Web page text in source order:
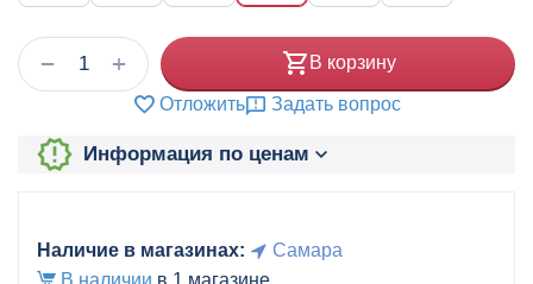
+
− В корзину
Отложить Задать вопрос
Информация по ценам
Наличие в магазинах:
Самара
В наличии в 1 магазине